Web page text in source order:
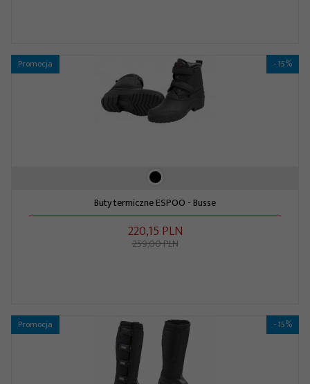
Promocja - 15%
Buty termiczne ESPOO - Busse
220,15 PLN
259,00 PLN
Promocja - 15%